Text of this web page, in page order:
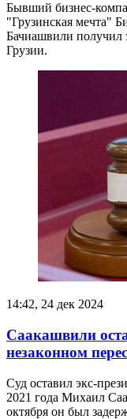
Бывший бизнес-
"Грузинская мечта"
Бачиашвили получил
Грузии.
14:42, 24 дек 2024
Саакашвили
незаконном
Суд оставил экс-
2021 года Михаил
октября он был